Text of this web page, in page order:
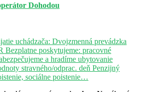
Dohodou
uchádzača: Dvojzmenná prevádzka
Bezplatne poskytujeme: pracovné
a hradíme ubytovanie
stravného/odprac. deň Penzijný
sociálne poistenie…